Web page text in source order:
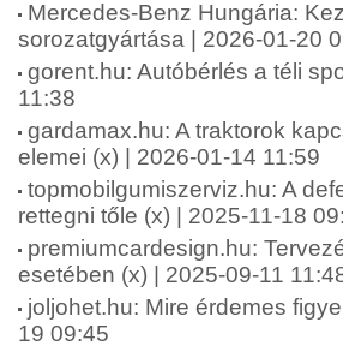
Mercedes-Benz Hungária:
sorozatgyártása | 2026-01-20
gorent.hu: Autóbérlés a téli
11:38
gardamax.hu: A traktorok
elemei (x) | 2026-01-14 11:59
topmobilgumiszerviz.hu: A
rettegni tőle (x) | 2025-11-18
premiumcardesign.hu:
esetében (x) | 2025-09-11
joljohet.hu: Mire érdemes
19 09:45